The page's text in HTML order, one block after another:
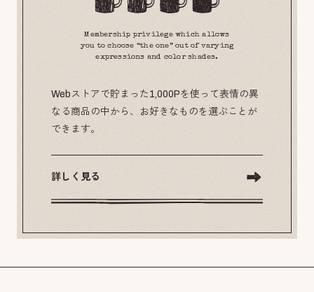
Membership privilege which allows
you to choose “the one” out of varying
expressions and color shades.
Webストアで貯まった1,000Pを使って表情の異
なる商品の中から、お好きなものを選ぶことが
できます。
詳しく見る